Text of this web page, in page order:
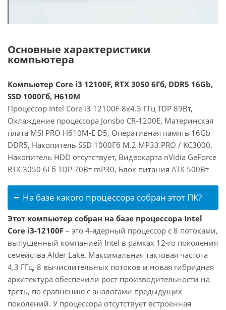
Основные характеристики
компьютера
Компьютер Core i3 12100F, RTX 3050 6Гб, DDR5 16Gb,
SSD 1000Гб, H610M
Процессор Intel Core i3 12100F 8x4.3 ГГц TDP 89Вт,
Охлаждение процессора Jonsbo CR-1200E, Материнская
плата MSI PRO H610M-E D5, Оперативная память 16Gb
DDR5, Накопитель SSD 1000Гб M.2 MP33 PRO / KC3000,
Накопитель HDD отсутствует, Видеокарта nVidia GeForce
RTX 3050 6Гб TDP 70Вт mP30, Блок питания ATX 500Вт
На базе какого процессора собран этот ПК?
Этот компьютер собран на базе процессора Intel
Core i3-12100F – это 4-ядерный процессор с 8 потоками,
выпущенный компанией Intel в рамках 12-го поколения
семейства Alder Lake. Максимальная тактовая частота
4,3 ГГц, 8 вычислительных потоков и новая гибридная
архитектура обеспечили рост производительности на
треть, по сравнению с аналогами предыдущих
поколений. У процессора отсутствует встроенная